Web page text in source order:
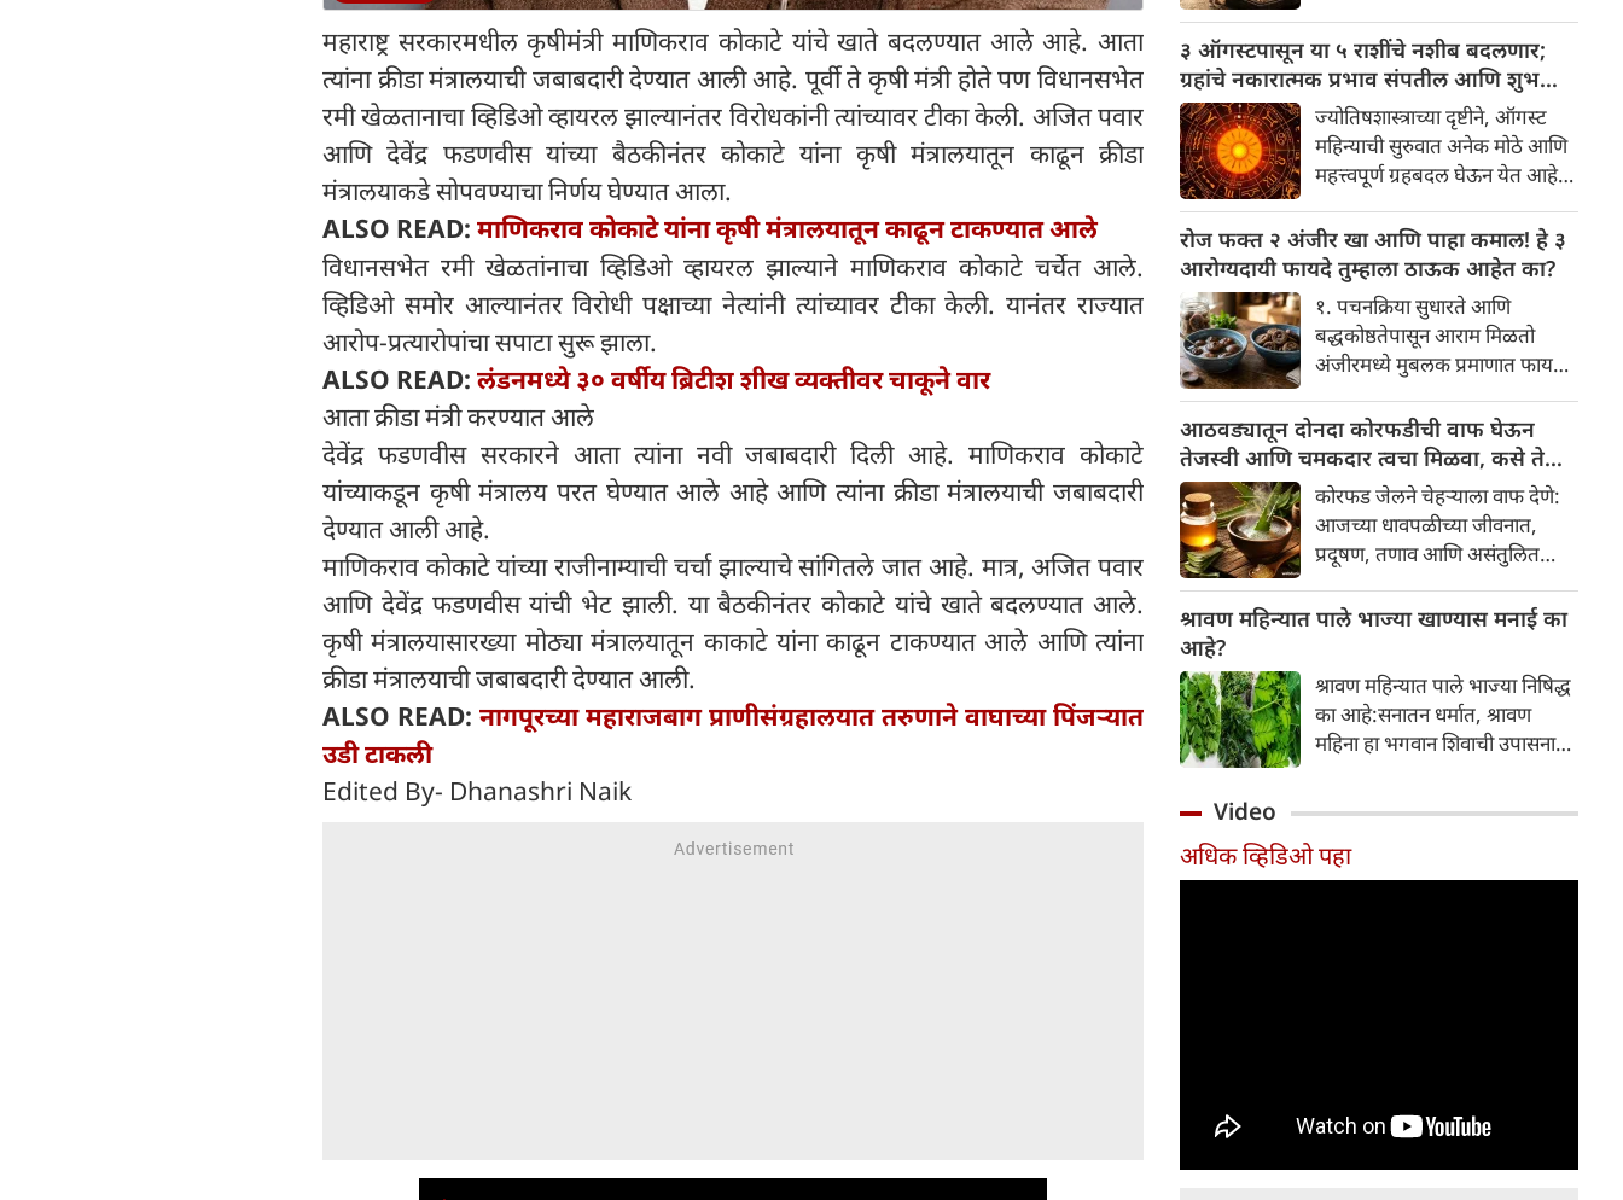
महाराष्ट्र सरकारमधील कृषीमंत्री माणिकराव कोकाटे यांचे खाते बदलण्यात आले आहे. आता
त्यांना क्रीडा मंत्रालयाची जबाबदारी देण्यात आली आहे. पूर्वी ते कृषी मंत्री होते पण विधानसभेत
रमी खेळतानाचा व्हिडिओ व्हायरल झाल्यानंतर विरोधकांनी त्यांच्यावर टीका केली. अजित पवार
आणि देवेंद्र फडणवीस यांच्या बैठकीनंतर कोकाटे यांना कृषी मंत्रालयातून काढून क्रीडा
मंत्रालयाकडे सोपवण्याचा निर्णय घेण्यात आला.
ALSO READ: माणिकराव कोकाटे यांना कृषी मंत्रालयातून काढून टाकण्यात आले
विधानसभेत रमी खेळतांनाचा व्हिडिओ व्हायरल झाल्याने माणिकराव कोकाटे चर्चेत आले.
व्हिडिओ समोर आल्यानंतर विरोधी पक्षाच्या नेत्यांनी त्यांच्यावर टीका केली. यानंतर राज्यात
आरोप-प्रत्यारोपांचा सपाटा सुरू झाला.
ALSO READ: लंडनमध्ये ३० वर्षीय ब्रिटीश शीख व्यक्तीवर चाकूने वार
आता क्रीडा मंत्री करण्यात आले
देवेंद्र फडणवीस सरकारने आता त्यांना नवी जबाबदारी दिली आहे. माणिकराव कोकाटे
यांच्याकडून कृषी मंत्रालय परत घेण्यात आले आहे आणि त्यांना क्रीडा मंत्रालयाची जबाबदारी
देण्यात आली आहे.
माणिकराव कोकाटे यांच्या राजीनाम्याची चर्चा झाल्याचे सांगितले जात आहे. मात्र, अजित पवार
आणि देवेंद्र फडणवीस यांची भेट झाली. या बैठकीनंतर कोकाटे यांचे खाते बदलण्यात आले.
कृषी मंत्रालयासारख्या मोठ्या मंत्रालयातून काकाटे यांना काढून टाकण्यात आले आणि त्यांना
क्रीडा मंत्रालयाची जबाबदारी देण्यात आली.
ALSO READ: नागपूरच्या महाराजबाग प्राणीसंग्रहालयात तरुणाने वाघाच्या पिंजऱ्यात
उडी टाकली
Edited By- Dhanashri Naik
वाजवताना दिसतील. ही एक सामान्य
प्रथा आहे, पण तुम्ही कधी विचार
केला आहे का की यामागे काय रहस्य
आहे आणि प्रत्येक टाळीचा अर्थ काय
आहे? हा केवळ एक विधी नाही, तर
यामागे खोलवर रुजलेल्या पौराणिक
श्रद्धा, आध्यात्मिक अर्थ आणि काही
वैज्ञानिक तर्कदेखील आहेत. चला, या
अनोख्या परंपरेमागील अर्थ
सविस्तरपणे समजून घेऊया.
३ ऑगस्टपासून या ५ राशींचे नशीब बदलणार;
ग्रहांचे नकारात्मक प्रभाव संपतील आणि शुभ
दिवसांची सुरुवात होईलज्योतिषशास्त्राच्या दृष्टीने, ऑगस्ट
महिन्याची सुरुवात अनेक मोठे आणि
महत्त्वपूर्ण ग्रहबदल घेऊन येत आहे.
हालचाल अनेक राशींच्या जीवनात
सकारात्मक बदल घडवून आणणार
आहे. विशेषतः ३ ऑगस्ट रोजी एक
अत्यंत दुर्मिळ आणि फलदायी
ग्रहस्थिती (संयोग) तयार होत आहे.
या दिवशी तयार होणारे शुभ योग,
ग्रहांची स्थिती आणि या गोचरमुळे
ज्यांचे नशीब उजळणार आहे अशा
भाग्यवान राशींबद्दल आपण जाणून
घेऊया!
रोज फक्त २ अंजीर खा आणि पाहा कमाल! हे ३
आरोग्यदायी फायदे तुम्हाला ठाऊक आहेत का?
१. पचनक्रिया सुधारते आणि
बद्धकोष्ठतेपासून आराम मिळतो
अंजीरमध्ये मुबलक प्रमाणात फायबर
बद्धकोष्ठता, गॅस किंवा अपचनाचा
त्रास होत असेल, तर अंजीर
तुमच्यासाठी वरदान ठरू शकते. हे
आतड्यांची स्वच्छता ठेवण्यास मदत
करते. पचनसंस्था मजबूत करून पोट
साफ होण्यास मदत करते.
आठवड्यातून दोनदा कोरफडीची वाफ घेऊन
तेजस्वी आणि चमकदार त्वचा मिळवा, कसे ते
जाणून घ्या
कोरफड जेलने चेहऱ्याला वाफ देणे:
आजच्या धावपळीच्या जीवनात,
प्रदूषण, तणाव आणि असंतुलित
नकारात्मक परिणाम होऊ शकतो.
होते, ज्यामुळे निस्तेजपणा, मुरुमे
आणि ब्लॅकहेड्स यांसारख्या समस्या
निर्माण होतात.
श्रावण महिन्यात पाले भाज्या खाण्यास मनाई का
आहे?
श्रावण महिन्यात पाले भाज्या निषिद्ध
का आहे:सनातन धर्मात, श्रावण
महिना हा भगवान शिवाची उपासना
दानधर्म आणि सात्विक जीवनशैलीचे
पालन करतात.
Video
अधिक व्हिडिओ पहा